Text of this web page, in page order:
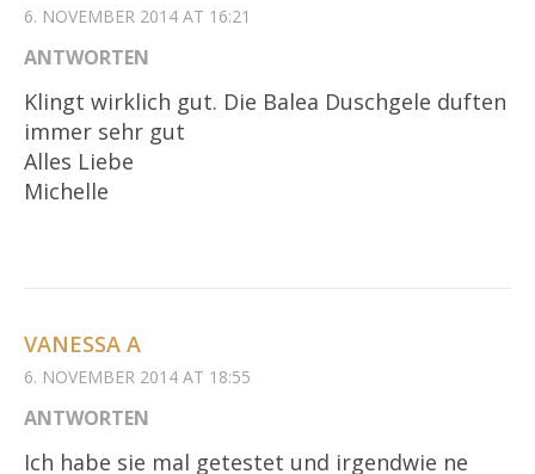
6. NOVEMBER 2014 AT 16:21
ANTWORTEN
Klingt wirklich gut. Die Balea Duschgele duften
immer sehr gut
Alles Liebe
Michelle
VANESSA A
6. NOVEMBER 2014 AT 18:55
ANTWORTEN
Ich habe sie mal getestet und irgendwie ne